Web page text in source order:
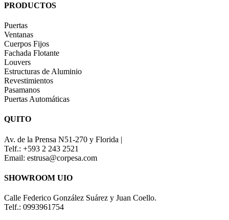
PRODUCTOS
Puertas
Ventanas
Cuerpos Fijos
Fachada Flotante
Louvers
Estructuras de Aluminio
Revestimientos
Pasamanos
Puertas Automáticas
QUITO
Av. de la Prensa N51-270 y Florida |
Telf.: +593 2 243 2521
Email: estrusa@corpesa.com
SHOWROOM UIO
Calle Federico González Suárez y Juan Coello.
Telf.: 0993961754